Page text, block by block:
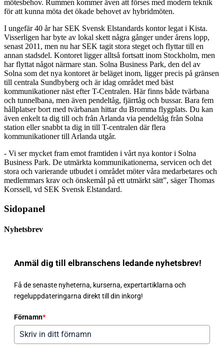
mötesbehov. Rummen kommer även att förses med modern teknik
för att kunna möta det ökade behovet av hybridmöten.
I ungefär 40 år har SEK Svensk Elstandards kontor legat i Kista.
Visserligen har byte av lokal skett några gånger under årens lopp,
senast 2011, men nu har SEK tagit stora steget och flyttar till en
annan stadsdel. Kontoret ligger alltså fortsatt inom Stockholm, men
har flyttat något närmare stan. Solna Business Park, den del av
Solna som det nya kontoret är beläget inom, ligger precis på gränsen
till centrala Sundbyberg och är idag området med bäst
kommunikationer näst efter T-Centralen. Här finns både tvärbana
och tunnelbana, men även pendeltåg, fjärrtåg och bussar. Bara fem
hållplatser bort med tvärbanan hittar du Bromma flygplats. Du kan
även enkelt ta dig till och från Arlanda via pendeltåg från Solna
station eller snabbt ta dig in till T-centralen där flera
kommunikationer till Arlanda utgår.
- Vi ser mycket fram emot framtiden i vårt nya kontor i Solna
Business Park. De utmärkta kommunikationerna, servicen och det
stora och varierande utbudet i området möter våra medarbetares och
medlemmars krav och önskemål på ett utmärkt sätt”, säger Thomas
Korssell, vd SEK Svensk Elstandard.
Sidopanel
Nyhetsbrev
Anmäl dig till elbranschens ledande nyhetsbrev!
Få de senaste nyheterna, kurserna, expertartiklarna och
regeluppdateringarna direkt till din inkorg!
Förnamn*